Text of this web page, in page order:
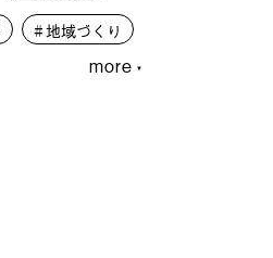
地域づくり
more